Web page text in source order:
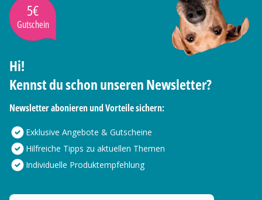
5€
Gutschein
Hi!
Kennst du schon unseren Newsletter?
Newsletter abonieren und Vorteile sichern:
Exklusive Angebote & Gutscheine
Hilfreiche Tipps zu aktuellen Themen
Individuelle Produktempfehlung
Deine E-Mail Adresse